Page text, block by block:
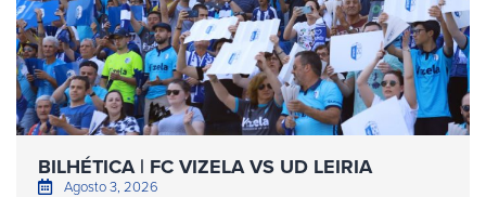
BILHÉTICA | FC VIZELA VS UD LEIRIA
Agosto 3, 2026